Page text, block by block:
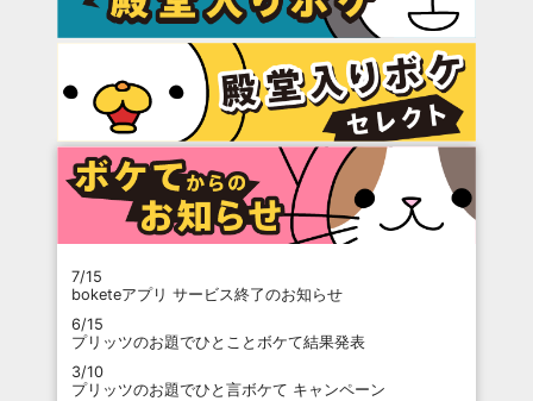
7/15
boketeアプリ サービス終了のお知らせ
6/15
プリッツのお題でひとことボケて結果発表
3/10
プリッツのお題でひと言ボケて キャンペーン